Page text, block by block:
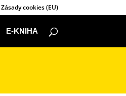
Zásady cookies (EU)
E-KNIHA